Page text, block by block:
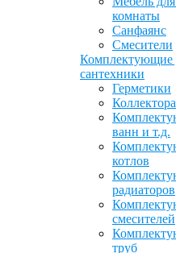
комнаты
Санфаянс
Смесители
Комплектующие
сантехники
Герметики
Коллектора
ванн и т.д.
котлов
радиаторов
смесителей
труб